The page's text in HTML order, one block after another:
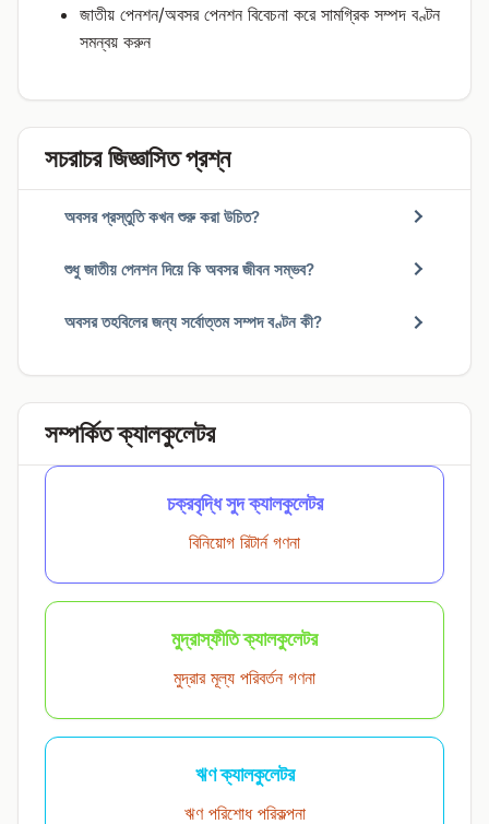
জাতীয় পেনশন/অবসর পেনশন বিবেচনা করে সামগ্রিক সম্পদ বণ্টন
সমন্বয় করুন
সচরাচর জিজ্ঞাসিত প্রশ্ন
অবসর প্রস্তুতি কখন শুরু করা উচিত?
শুধু জাতীয় পেনশন দিয়ে কি অবসর জীবন সম্ভব?
অবসর তহবিলের জন্য সর্বোত্তম সম্পদ বণ্টন কী?
সম্পর্কিত ক্যালকুলেটর
চক্রবৃদ্ধি সুদ ক্যালকুলেটর
বিনিয়োগ রিটার্ন গণনা
মুদ্রাস্ফীতি ক্যালকুলেটর
মুদ্রার মূল্য পরিবর্তন গণনা
ঋণ ক্যালকুলেটর
ঋণ পরিশোধ পরিকল্পনা